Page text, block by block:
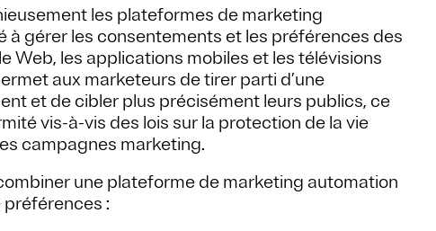
les plateformes de marketing
gérer les consentements et les préférences des
Web, les applications mobiles et les télévisions
aux marketeurs de tirer parti d’une
et de cibler plus précisément leurs publics, ce
vis-à-vis des lois sur la protection de la vie
campagnes marketing.
une plateforme de marketing automation
: